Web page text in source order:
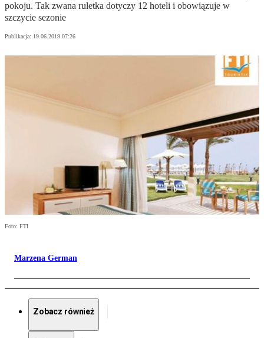
pokoju. Tak zwana ruletka dotyczy 12 hoteli i obowiązuje w
szczycie sezonie
Publikacja: 19.06.2019 07:26
Foto: FTI
Marzena German
Zobacz również